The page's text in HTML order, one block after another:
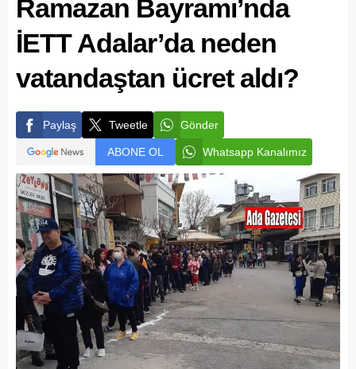
Ramazan Bayramı’nda
İETT Adalar’da neden
vatandaştan ücret aldı?
Paylaş Tweetle Gönder
ABONE OL Whatsapp Kanalımız